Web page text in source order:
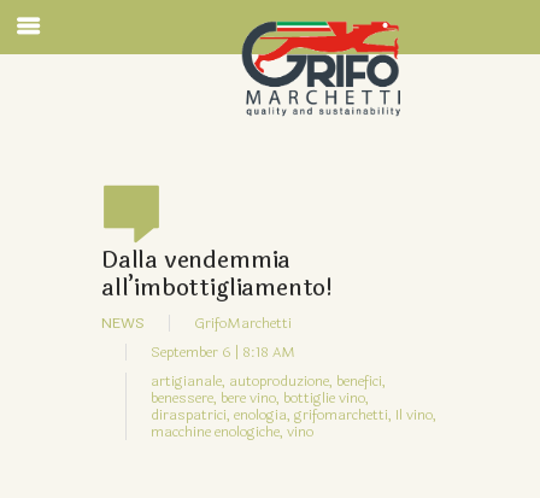
Dalla vendemmia
all’imbottigliamento!
NEWS
GrifoMarchetti
September 6 | 8:18 AM
artigianale, autoproduzione, benefici,
benessere, bere vino, bottiglie vino,
diraspatrici, enologia, grifomarchetti, Il vino,
macchine enologiche, vino